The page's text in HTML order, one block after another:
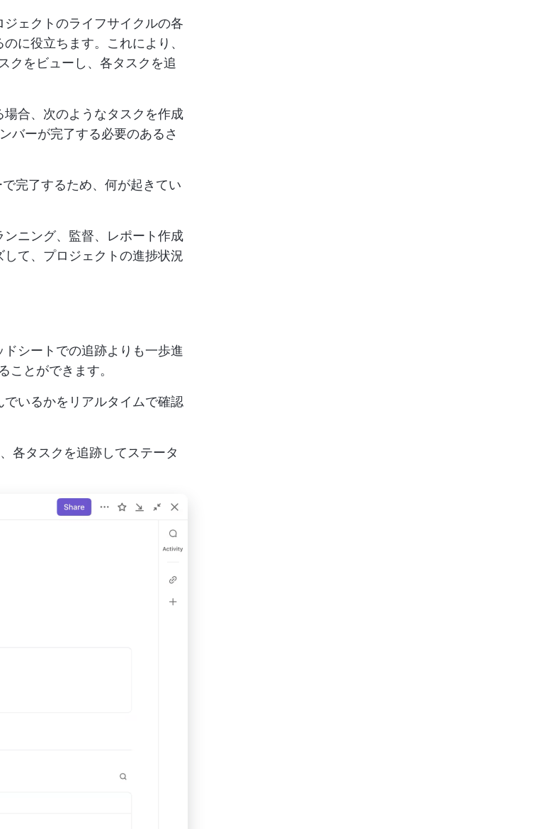
ェクトのライフサイクルの各
に役立ちます。これにより、
クをビューし、各タスクを追
合、次のようなタスクを作成
バーが完了する必要のあるさ
完了するため、何が起きてい
ニング、監督、レポート作成
て、プロジェクトの進捗状況
シートでの追跡よりも一歩進
ことができます。
いるかをリアルタイムで確認
各タスクを追跡してステータ